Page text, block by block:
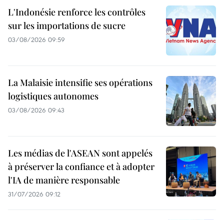
L'Indonésie renforce les contrôles
sur les importations de sucre
03/08/2026 09:59
La Malaisie intensifie ses opérations
logistiques autonomes
03/08/2026 09:43
Les médias de l'ASEAN sont appelés
à préserver la confiance et à adopter
l'IA de manière responsable
31/07/2026 09:12